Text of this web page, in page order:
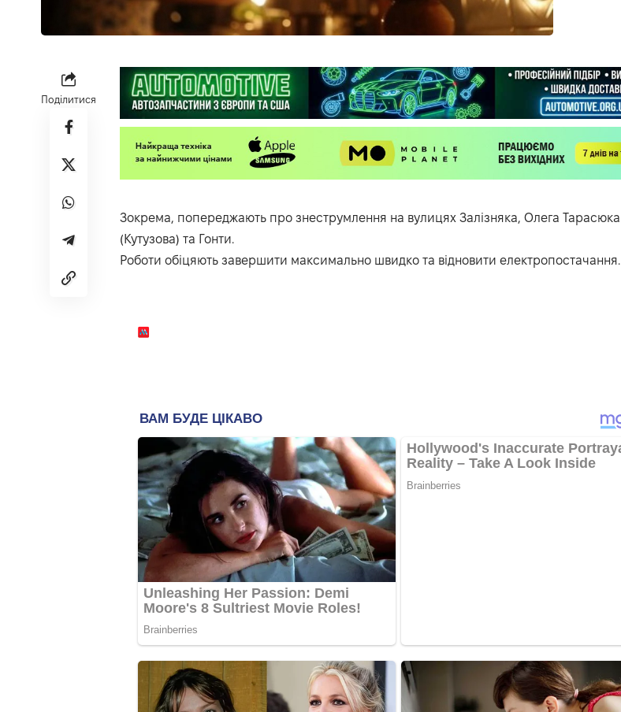
Поділитися
Зокрема, попереджають про знеструмлення на вулицях Залізняка, Олега Тарасюка
(Кутузова) та Гонти.
Роботи обіцяють завершити максимально швидко та відновити електропостачання.